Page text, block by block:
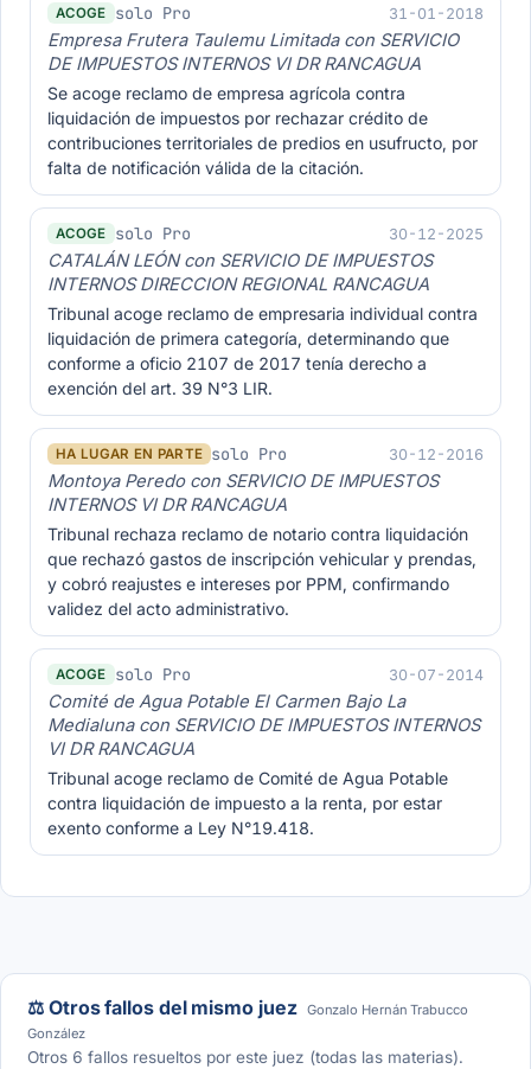
ACOGE solo Pro 31-01-2018
Empresa Frutera Taulemu Limitada con SERVICIO
DE IMPUESTOS INTERNOS VI DR RANCAGUA
Se acoge reclamo de empresa agrícola contra
liquidación de impuestos por rechazar crédito de
contribuciones territoriales de predios en usufructo, por
falta de notificación válida de la citación.
ACOGE solo Pro 30-12-2025
CATALÁN LEÓN con SERVICIO DE IMPUESTOS
INTERNOS DIRECCION REGIONAL RANCAGUA
Tribunal acoge reclamo de empresaria individual contra
liquidación de primera categoría, determinando que
conforme a oficio 2107 de 2017 tenía derecho a
exención del art. 39 N°3 LIR.
HA LUGAR EN PARTE solo Pro 30-12-2016
Montoya Peredo con SERVICIO DE IMPUESTOS
INTERNOS VI DR RANCAGUA
Tribunal rechaza reclamo de notario contra liquidación
que rechazó gastos de inscripción vehicular y prendas,
y cobró reajustes e intereses por PPM, confirmando
validez del acto administrativo.
ACOGE solo Pro 30-07-2014
Comité de Agua Potable El Carmen Bajo La
Medialuna con SERVICIO DE IMPUESTOS INTERNOS
VI DR RANCAGUA
Tribunal acoge reclamo de Comité de Agua Potable
contra liquidación de impuesto a la renta, por estar
exento conforme a Ley N°19.418.
⚖️ Otros fallos del mismo juez Gonzalo Hernán Trabucco
González
Otros 6 fallos resueltos por este juez (todas las materias).